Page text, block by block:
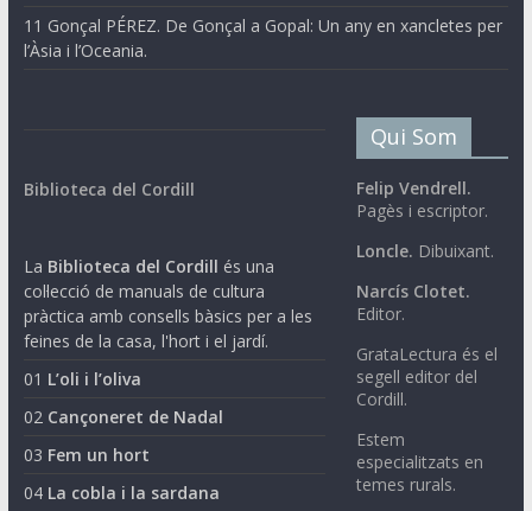
11 Gonçal PÉREZ. De Gonçal a Gopal: Un any en xancletes per
l’Àsia i l’Oceania.
Biblioteca del Cordill
La Biblioteca del Cordill és una
col·lecció de manuals de cultura
pràctica amb consells bàsics per a les
feines de la casa, l'hort i el jardí.
01 L’oli i l’oliva
02 Cançoneret de Nadal
03 Fem un hort
04 La cobla i la sardana
Qui Som
Felip Vendrell.
Pagès i escriptor.
Loncle. Dibuixant.
Narcís Clotet.
Editor.
GrataLectura és el
segell editor del
Cordill.
Estem
especialitzats en
temes rurals.